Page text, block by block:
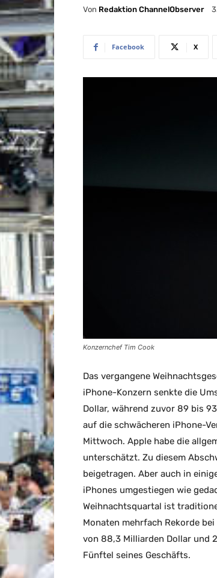
Von Redaktion ChannelObserver
Facebook X
Konzernchef Tim Cook
Das vergangene
iPhone-Konzern senkte die
Dollar, während zuvor 89 bis
auf die schwächeren iPhone-
Mittwoch. Apple habe die
unterschätzt. Zu diesem
beigetragen. Aber auch in
iPhones umgestiegen wie
Weihnachtsquartal ist
Monaten mehrfach Rekorde
von 88,3 Milliarden Dollar und
Fünftel seines Geschäfts.